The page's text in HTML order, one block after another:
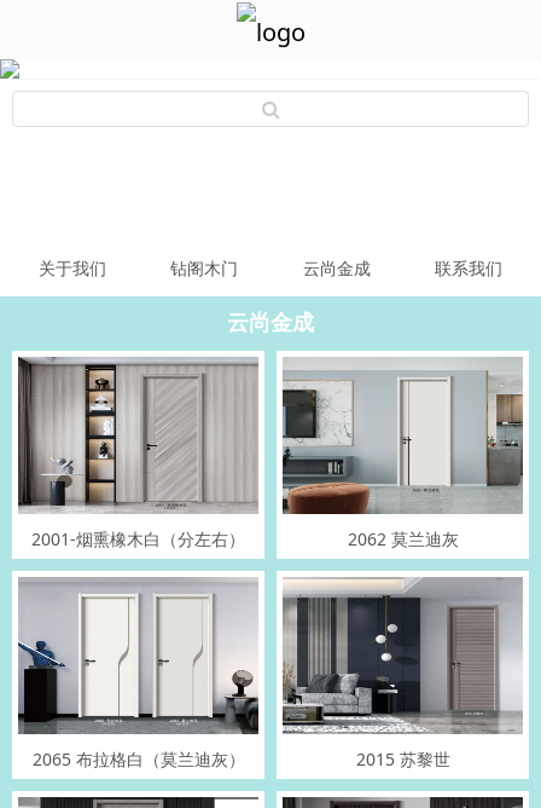
关于我们 钻阁木门 云尚金成 联系我们
云尚金成
2001-烟熏橡木白（分左右） 2062 莫兰迪灰
2065 布拉格白（莫兰迪灰） 2015 苏黎世